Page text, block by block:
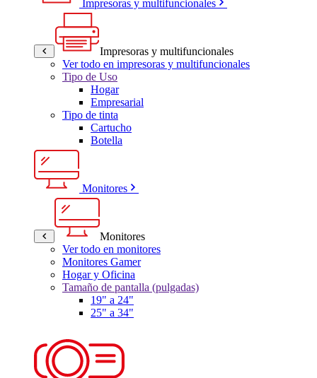
Impresoras y multifuncionales
Impresoras y multifuncionales
Ver todo en impresoras y multifuncionales
Tipo de Uso
Hogar
Empresarial
Tipo de tinta
Cartucho
Botella
Monitores
Monitores
Ver todo en monitores
Monitores Gamer
Hogar y Oficina
Tamaño de pantalla (pulgadas)
19" a 24"
25" a 34"